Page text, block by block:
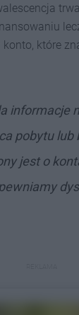
które
informacje
pobytu lub
jest o